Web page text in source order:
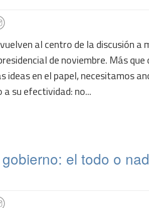
al centro de la discusión a
de noviembre. Más
ideas en el papel, necesitamos
su efectividad: no...
el todo o